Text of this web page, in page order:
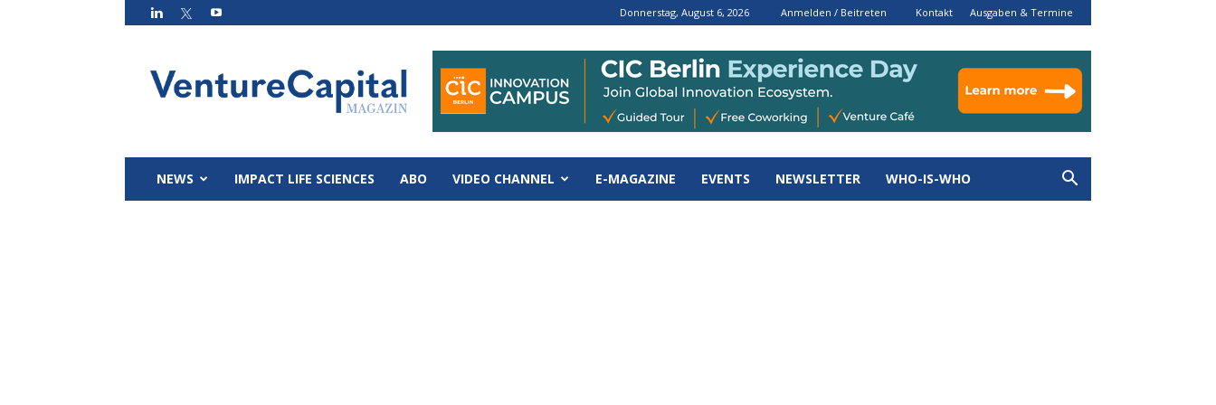
Donnerstag, August 6, 2026 Anmelden / Beitreten Kontakt Ausgaben & Termine
Magazin
NEWS IMPACT LIFE SCIENCES ABO VIDEO CHANNEL E-MAGAZINE EVENTS NEWSLETTER WHO-IS-WHO